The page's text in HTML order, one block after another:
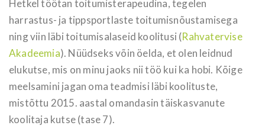
Hetkel töötan toitumisterapeudina, tegelen
harrastus- ja tippsportlaste toitumisnõustamisega
ning viin läbi toitumisalaseid koolitusi (Rahvatervise
Akadeemia). Nüüdseks võin öelda, et olen leidnud
elukutse, mis on minu jaoks nii töö kui ka hobi. Kõige
meelsamini jagan oma teadmisi läbi koolituste,
mistõttu 2015. aastal omandasin täiskasvanute
koolitaja kutse (tase 7).